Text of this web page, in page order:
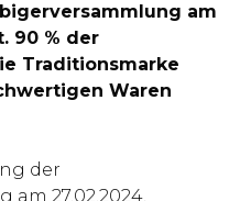
am
90 % der
Traditionsmarke
Waren
der
27.02.2024,